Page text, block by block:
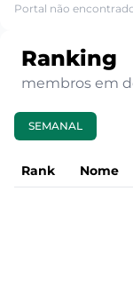
Portal não
Ranking
membros em
SEMANAL
Rank Nome